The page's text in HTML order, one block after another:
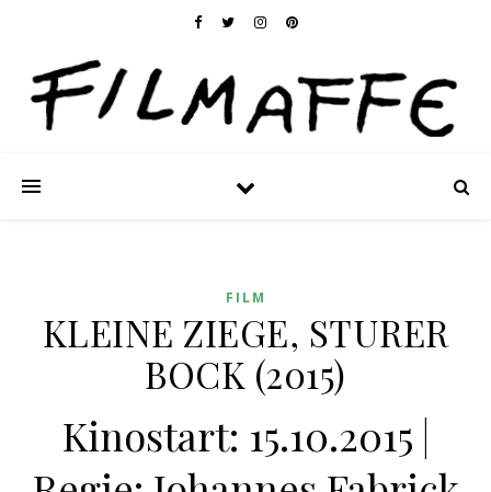
FILM
KLEINE ZIEGE, STURER
BOCK (2015)
Kinostart: 15.10.2015 |